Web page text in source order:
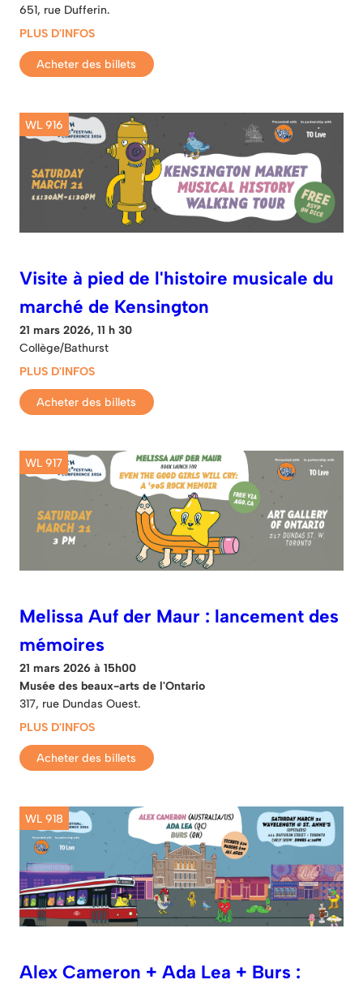
651, rue Dufferin.
PLUS D'INFOS
Acheter des billets
WL 916
Visite à pied de l'histoire musicale du
marché de Kensington
21 mars 2026, 11 h 30
Collège/Bathurst
PLUS D'INFOS
Acheter des billets
WL 917
Melissa Auf der Maur : lancement des
mémoires
21 mars 2026 à 15h00
Musée des beaux-arts de l'Ontario
317, rue Dundas Ouest.
PLUS D'INFOS
Acheter des billets
WL 918
Alex Cameron + Ada Lea + Burs :